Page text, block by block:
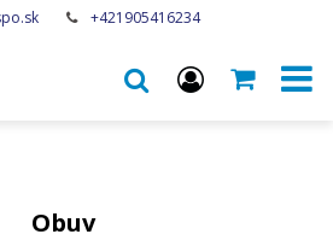
+421905416234
Obuv